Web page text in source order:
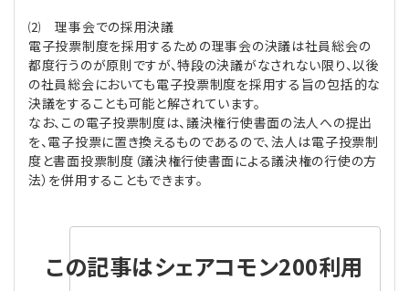
【連載】非営利法人AtoZei
【連載】労務管理の歩き方
【連載】AI活用のすすめ
【連載】IT実務一問一答
⑵ 理事会での採用決議
電子投票制度を採用するための理事会の決議は社員総会の
都度行うのが原則ですが、特段の決議がなされない限り、以後
の社員総会においても電子投票制度を採用する旨の包括的な
決議をすることも可能と解されています。
なお、この電子投票制度は、議決権行使書面の法人への提出
を、電子投票に置き換えるものであるので、法人は電子投票制
度と書面投票制度（議決権行使書面による議決権の行使の方
法）を併用することもできます。
この記事はシェアコモン200利用